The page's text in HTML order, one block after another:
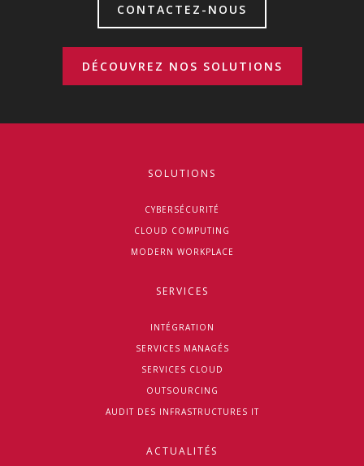
CONTACTEZ-NOUS
DÉCOUVREZ NOS SOLUTIONS
SOLUTIONS
CYBERSÉCURITÉ
CLOUD COMPUTING
MODERN WORKPLACE
SERVICES
INTÉGRATION
SERVICES MANAGÉS
SERVICES CLOUD
OUTSOURCING
AUDIT DES INFRASTRUCTURES IT
ACTUALITÉS